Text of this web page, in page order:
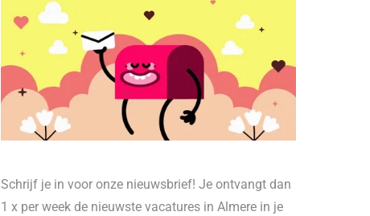
Schrijf je in voor onze nieuwsbrief! Je ontvangt dan
1 x per week de nieuwste vacatures in Almere in je